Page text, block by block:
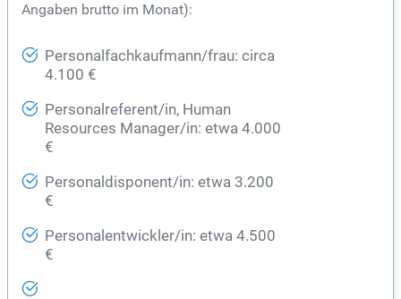
Angaben brutto im Monat):
Personalfachkaufmann/frau: circa
4.100 €
Personalreferent/in, Human
Resources Manager/in: etwa 4.000
€
Personaldisponent/in: etwa 3.200
€
Personalentwickler/in: etwa 4.500
€